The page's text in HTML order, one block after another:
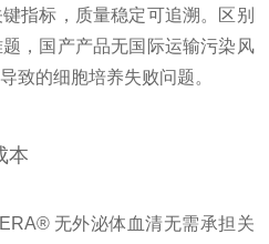
指标，质量稳定可追溯。区别
，国产产品无国际运输污染风
致的细胞培养失败问题。
本
无外泌体血清无需承担关